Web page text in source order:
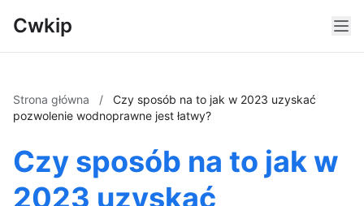
Cwkip
Strona główna /
Czy sposób na to jak w 2023 uzyskać
pozwolenie wodnoprawne jest łatwy?
Czy sposób na to jak w
2023 uzyskać